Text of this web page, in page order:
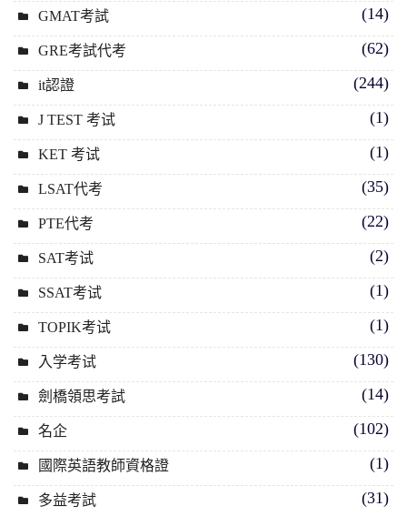
GMAT考試 (14)
GRE考試代考 (62)
it認證 (244)
J TEST 考试 (1)
KET 考试 (1)
LSAT代考 (35)
PTE代考 (22)
SAT考试 (2)
SSAT考试 (1)
TOPIK考试 (1)
入学考试 (130)
劍橋領思考試 (14)
名企 (102)
國際英語教師資格證 (1)
多益考試 (31)